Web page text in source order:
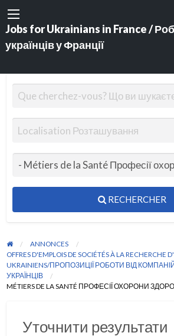
Jobs for Ukrainians in France /
українців у Франції
RECHERCHER
ANNONCES
OFFRES D'EMPLOIS DE SOCIÉTÉS À LA RECHERCHE
UKRAINIENS/ПРОПОЗИЦІЇ РОБОТИ ВІД
УКРАЇНЦІВ
MÉTIERS DE LA SANTÉ ПРОФЕСІЇ ОХОРОНИ
Уточнити результати